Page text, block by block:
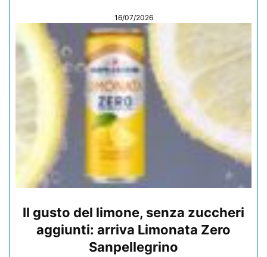
16/07/2026
Il gusto del limone, senza zuccheri
aggiunti: arriva Limonata Zero
Sanpellegrino